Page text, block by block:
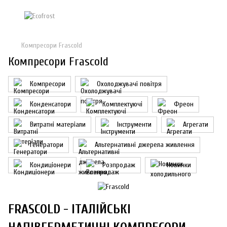
Компресори Frascold
Компресори Frascold
Компресори Охолоджувачі повітря
Конденсатори Комплектуючі Фреон
Витратні матеріали Інструменти Агрегати
Генератори Альтернативні джерела живлення
Кондиціонери Розпродаж Новинки
FRASCOLD - ІТАЛІЙСЬКІ